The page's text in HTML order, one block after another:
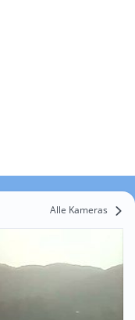
Alle Kameras